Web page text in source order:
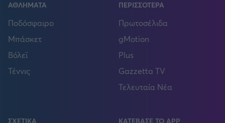
ΑΘΛΗΜΑΤΑ
Ποδόσφαιρο
Μπάσκετ
Βόλεϊ
Τέννις
ΠΕΡΙΣΣΟΤΕΡΑ
Πρωτοσέλιδα
gMotion
Plus
Gazzetta TV
Τελευταία Νέα
ΣΧΕΤΙΚΑ ΚΑΤΕΒΑΣΕ ΤΟ APP